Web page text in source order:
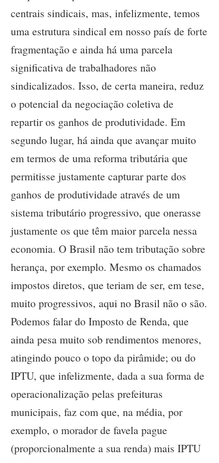
centrais sindicais, mas, infelizmente, temos
uma estrutura sindical em nosso país de forte
fragmentação e ainda há uma parcela
significativa de trabalhadores não
sindicalizados. Isso, de certa maneira, reduz
o potencial da negociação coletiva de
repartir os ganhos de produtividade. Em
segundo lugar, há ainda que avançar muito
em termos de uma reforma tributária que
permitisse justamente capturar parte dos
ganhos de produtividade através de um
sistema tributário progressivo, que onerasse
justamente os que têm maior parcela nessa
economia. O Brasil não tem tributação sobre
herança, por exemplo. Mesmo os chamados
impostos diretos, que teriam de ser, em tese,
muito progressivos, aqui no Brasil não o são.
Podemos falar do Imposto de Renda, que
ainda pesa muito sob rendimentos menores,
atingindo pouco o topo da pirâmide; ou do
IPTU, que infelizmente, dada a sua forma de
operacionalização pelas prefeituras
municipais, faz com que, na média, por
exemplo, o morador de favela pague
(proporcionalmente a sua renda) mais IPTU